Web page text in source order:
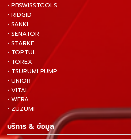
• PBSWISSTOOLS
• RIDGID
• SANKI
• SENATOR
• STARKE
• TOPTUL
• TOREX
• TSURUMI PUMP
• UNIOR
• VITAL
• WERA
• ZUZUMI
บริการ & ข้อมูล